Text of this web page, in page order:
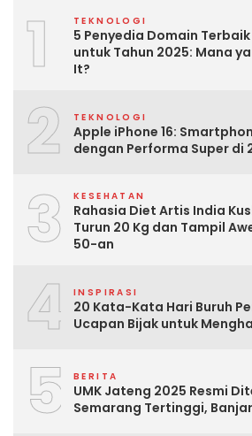
1 TEKNOLOGI
5 Penyedia Domain
untuk Tahun 2025: Mana
It?
2 TEKNOLOGI
Apple iPhone 16:
dengan Performa Super di
3 KESEHATAN
Rahasia Diet Artis India
Turun 20 Kg dan Tampil
50-an
4 INSPIRASI
20 Kata-Kata Hari Buruh
Ucapan Bijak untuk
5 BERITA
UMK Jateng 2025 Resmi
Semarang Tertinggi,